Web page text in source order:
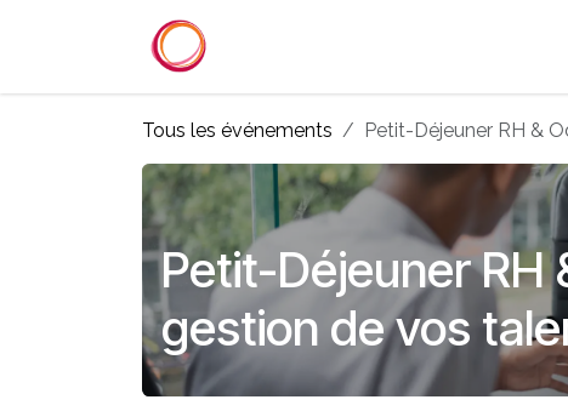
Tous les événements Petit-Déjeuner RH &
Petit-Déjeuner RH
gestion de vos